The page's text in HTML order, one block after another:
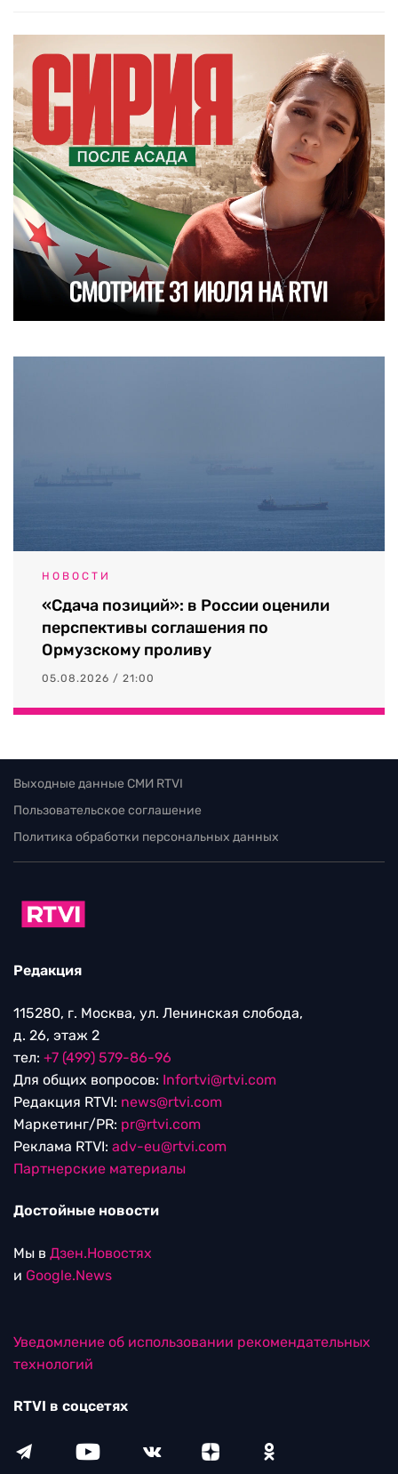
НОВОСТИ
«Сдача позиций»: в России оценили
перспективы соглашения по
Ормузскому проливу
05.08.2026 / 21:00
Выходные данные СМИ RTVI
Пользовательское соглашение
Политика обработки персональных данных
Редакция
115280, г. Москва, ул. Ленинская слобода,
д. 26, этаж 2
тел: +7 (499) 579-86-96
Для общих вопросов: Infortvi@rtvi.com
Редакция RTVI: news@rtvi.com
Маркетинг/PR: pr@rtvi.com
Реклама RTVI: adv-eu@rtvi.com
Партнерские материалы
Достойные новости
Мы в Дзен.Новостях
и Google.News
Уведомление об использовании рекомендательных
технологий
RTVI в соцсетях